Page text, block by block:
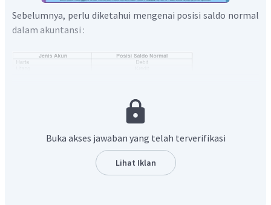
Sebelumnya, perlu diketahui mengenai posisi saldo normal
dalam akuntansi :
Berdasarkan posisi saldo normal, maka
, sehingga
adalah biaya perbaikan mesin karena terjadinya turun
mesin. Dan contoh dari biaya reparasi rutin adalah biaya
service mesin. Dari keduabiaya tersebut yang
Buka akses jawaban yang telah terverifikasi
Lihat Iklan